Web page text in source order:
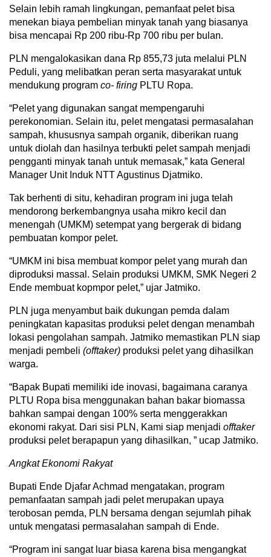
Selain lebih ramah lingkungan, pemanfaat pelet bisa
menekan biaya pembelian minyak tanah yang biasanya
bisa mencapai Rp 200 ribu-Rp 700 ribu per bulan.
PLN mengalokasikan dana Rp 855,73 juta melalui PLN
Peduli, yang melibatkan peran serta masyarakat untuk
mendukung program co- firing PLTU Ropa.
“Pelet yang digunakan sangat mempengaruhi
perekonomian. Selain itu, pelet mengatasi permasalahan
sampah, khususnya sampah organik, diberikan ruang
untuk diolah dan hasilnya terbukti pelet sampah menjadi
pengganti minyak tanah untuk memasak,” kata General
Manager Unit Induk NTT Agustinus Djatmiko.
Tak berhenti di situ, kehadiran program ini juga telah
mendorong berkembangnya usaha mikro kecil dan
menengah (UMKM) setempat yang bergerak di bidang
pembuatan kompor pelet.
“UMKM ini bisa membuat kompor pelet yang murah dan
diproduksi massal. Selain produksi UMKM, SMK Negeri 2
Ende membuat kopmpor pelet,” ujar Jatmiko.
PLN juga menyambut baik dukungan pemda dalam
peningkatan kapasitas produksi pelet dengan menambah
lokasi pengolahan sampah. Jatmiko memastikan PLN siap
menjadi pembeli (offtaker) produksi pelet yang dihasilkan
warga.
“Bapak Bupati memiliki ide inovasi, bagaimana caranya
PLTU Ropa bisa menggunakan bahan bakar biomassa
bahkan sampai dengan 100% serta menggerakkan
ekonomi rakyat. Dari sisi PLN, Kami siap menjadi offtaker
produksi pelet berapapun yang dihasilkan, ” ucap Jatmiko.
Angkat Ekonomi Rakyat
Bupati Ende Djafar Achmad mengatakan, program
pemanfaatan sampah jadi pelet merupakan upaya
terobosan pemda, PLN bersama dengan sejumlah pihak
untuk mengatasi permasalahan sampah di Ende.
“Program ini sangat luar biasa karena bisa mengangkat